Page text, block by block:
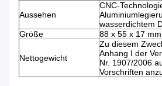
Aussehen
CNC-
wasserdichtem
Größe
88 x 55 x 17 mm
Nettogewicht
Zu diesem
Anhang I der
Nr. 1907/2006
Vorschriften